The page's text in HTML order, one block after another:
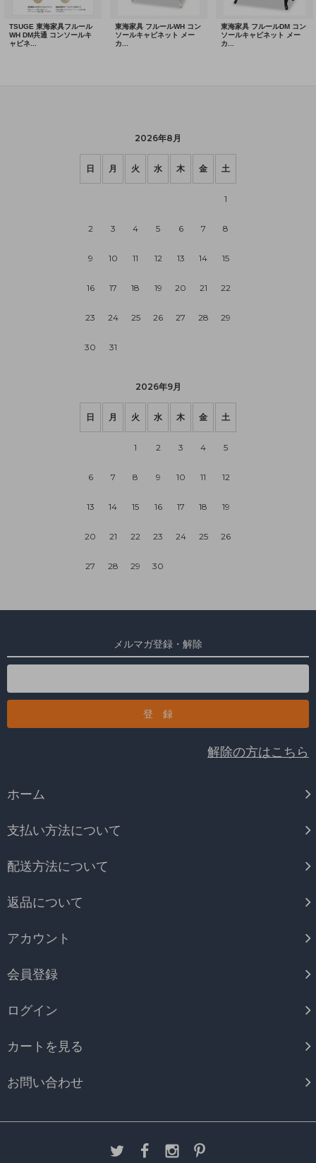
2026年8月
日 月 火 水 木 金 土
1
2 3 4 5 6 7 8
9 10 11 12 13 14 15
16 17 18 19 20 21 22
23 24 25 26 27 28 29
30 31
2026年9月
日 月 火 水 木 金 土
1 2 3 4 5
6 7 8 9 10 11 12
13 14 15 16 17 18 19
20 21 22 23 24 25 26
27 28 29 30
メルマガ登録・解除
解除の方はこちら
ホーム
支払い方法について
配送方法について
返品について
アカウント
会員登録
ログイン
カートを見る
お問い合わせ